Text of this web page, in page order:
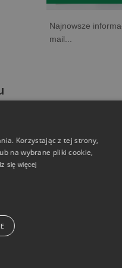
Najnowsze
mail...
Korzystając z tej strony,
na wybrane pliki cookie,
się więcej